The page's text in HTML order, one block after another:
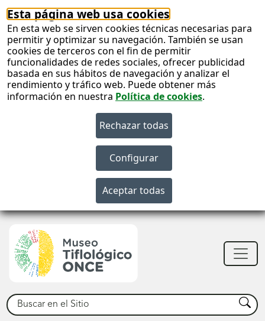
Esta página web usa cookies
En esta web se sirven cookies técnicas necesarias para
permitir y optimizar su navegación. También se usan
cookies de terceros con el fin de permitir
funcionalidades de redes sociales, ofrecer publicidad
basada en sus hábitos de navegación y analizar el
rendimiento y tráfico web. Puede obtener más
información en nuestra Política de cookies.
Buscar Buscar